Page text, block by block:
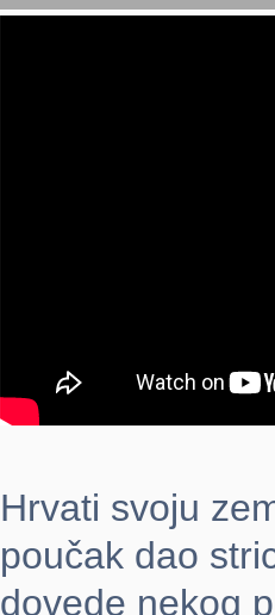
Hrvati svoju
poučak dao
dovede nekog